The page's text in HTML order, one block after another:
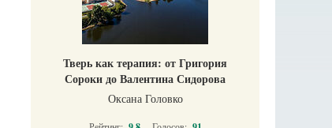
Тверь как терапия: от Григория
Сороки до Валентина Сидорова
Оксана Головко